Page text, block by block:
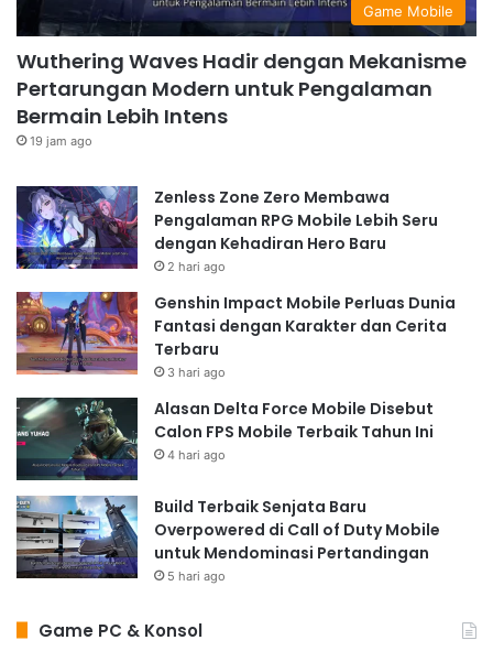
Game Mobile
Wuthering Waves Hadir dengan Mekanisme
Pertarungan Modern untuk Pengalaman
Bermain Lebih Intens
19 jam ago
Zenless Zone Zero Membawa
Pengalaman RPG Mobile Lebih Seru
dengan Kehadiran Hero Baru
2 hari ago
Genshin Impact Mobile Perluas Dunia
Fantasi dengan Karakter dan Cerita
Terbaru
3 hari ago
Alasan Delta Force Mobile Disebut
Calon FPS Mobile Terbaik Tahun Ini
4 hari ago
Build Terbaik Senjata Baru
Overpowered di Call of Duty Mobile
untuk Mendominasi Pertandingan
5 hari ago
Game PC & Konsol